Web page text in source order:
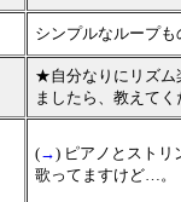
シンプルなループ
★自分なりにリズム
ましたら、教えてく
(→) ピアノとストリ
歌ってますけど…。